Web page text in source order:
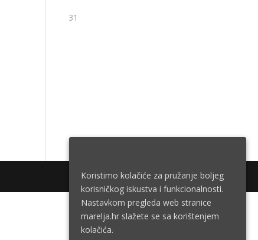
31
Koristimo kolačiće za pružanje boljeg
korisničkog iskustva i funkcionalnosti.
Nastavkom pregleda web stranice
marelja.hr slažete se sa korištenjem
kolačića.